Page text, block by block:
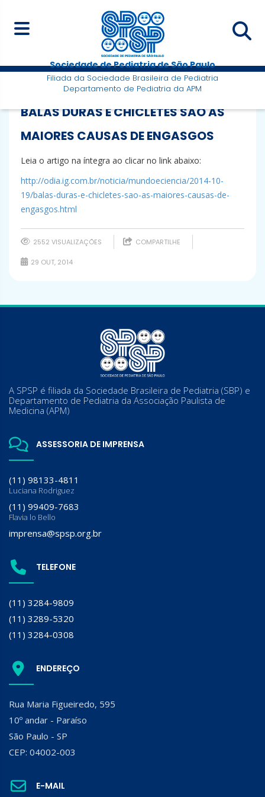
Sociedade de Pediatria de São Paulo
Filiada da Sociedade Brasileira de Pediatria
Departamento de Pediatria da APM
BALAS DURAS E CHICLETES SÃO AS
MAIORES CAUSAS DE ENGASGOS
Leia o artigo na íntegra ao clicar no link abaixo:
http://odia.ig.com.br/noticia/mundoeciencia/2014-10-
19/balas-duras-e-chicletes-sao-as-maiores-causas-de-
engasgos.html
2552 VISUALIZAÇÕES COMPARTILHE
29 OUT, 2014
A SPSP é filiada da Sociedade Brasileira de Pediatria (SBP) e
Departamento de Pediatria da Associação Paulista de
Medicina (APM)
ASSESSORIA DE IMPRENSA
(11) 98133-4811
Luciana Rodriguez
(11) 99409-7683
Flavia lo Bello
imprensa@spsp.org.br
TELEFONE
(11) 3284-9809
(11) 3289-5320
(11) 3284-0308
ENDEREÇO
Rua Maria Figueiredo, 595
10º andar - Paraíso
São Paulo - SP
CEP: 04002-003
E-MAIL